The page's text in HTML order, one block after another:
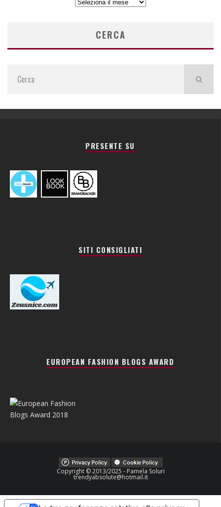
CERCA
PRESENTE SU
SITI CONSIGLIATI
EUROPEAN FASHION BLOGS AWARD
Copyright © 2013/2025 - Pamela Soluri
trendyabsolute@hotmail.it